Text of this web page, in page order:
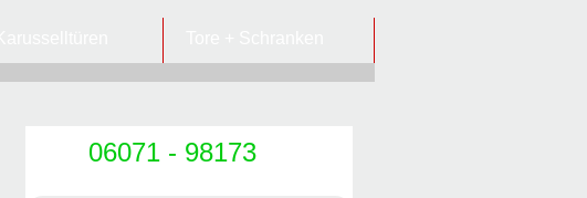
06071 - 98173